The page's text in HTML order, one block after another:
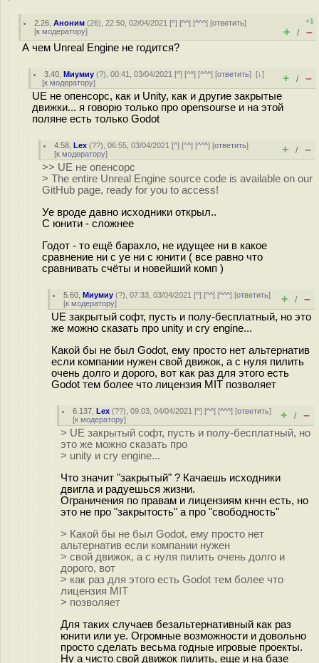
2.26 ,Аноним (26), 22:50, 02/04/2021 [^] [^^] [^^^] [ответить]
[к модератору]
+1
+ / –
А чем Unreal Engine не годится?
3.40 ,Миумиу (?), 00:41, 03/04/2021 [^] [^^] [^^^] [ответить][↓]
[к модератору] + / –
UE не опенсорс, как и Unity, как и другие закрытые
движки... я говорю только про opensourse и на этой
поляне есть только Godot
4.58 ,Lex (??), 06:55, 03/04/2021 [^] [^^] [^^^] [ответить]
[к модератору] + / –
>> UE не опенсорс
> The entire Unreal Engine source code is available on our
GitHub page, ready for you to access!
Уе вроде давно исходники открыл..
С юнити - сложнее
Годот - то ещё барахло, не идущее ни в какое
сравнение ни с уе ни с юнити ( все равно что
сравнивать счёты и новейший комп )
5.60 ,Миумиу (?), 07:33, 03/04/2021 [^] [^^] [^^^] [ответить]
[к модератору] + / –
UE закрытый софт, пусть и полу-бесплатный, но это
же можно сказать про unity и cry engine...
Какой бы не был Godot, ему просто нет альтернатив
если компании нужен свой движок, а с нуля пилить
очень долго и дорого, вот как раз для этого есть
Godot тем более что лицензия MIT позволяет
6.137 ,Lex (??), 09:03, 04/04/2021 [^] [^^] [^^^] [ответить]
[к модератору] + / –
> UE закрытый софт, пусть и полу-бесплатный, но
это же можно сказать про
> unity и cry engine...
Что значит "закрытый" ? Качаешь исходники
двигла и радуешься жизни.
Ограничения по правам и лицензиям кнчн есть, но
это не про "закрытость" а про "свободность"
> Какой бы не был Godot, ему просто нет
альтернатив если компании нужен
> свой движок, а с нуля пилить очень долго и
дорого, вот
> как раз для этого есть Godot тем более что
лицензия MIT
> позволяет
Для таких случаев безальтернативный как раз
юнити или уе. Огромные возможности и довольно
просто сделать весьма годные игровые проекты.
Ну а чисто свой движок пилить, еще и на базе